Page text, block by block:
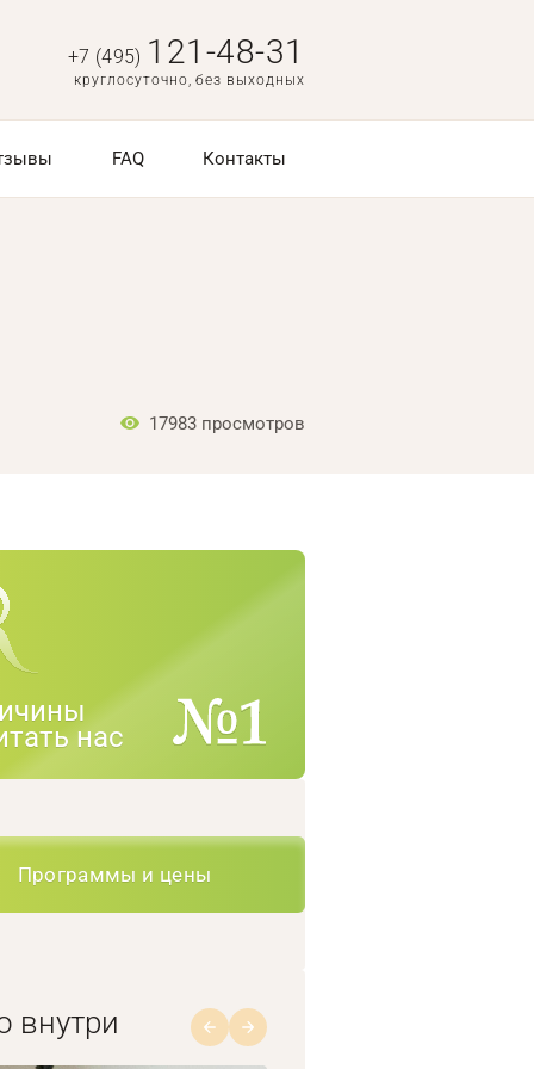
+7 (495) 121-48-31
круглосуточно, без выходных
FAQ Контакты
17983 просмотров
нас
Программы и цены
внутри